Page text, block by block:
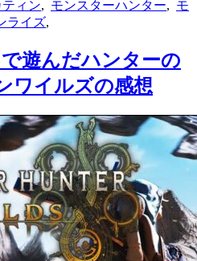
ティン モンスターハンター
モ
ライズ
で遊んだハンターの
ワイルズの感想